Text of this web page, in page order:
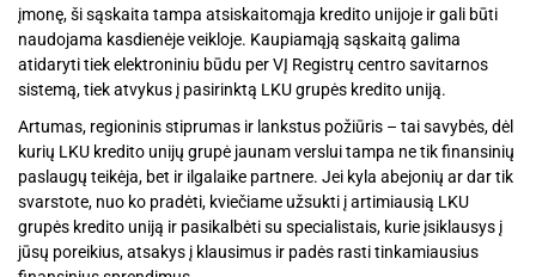
įmonę, ši sąskaita tampa atsiskaitomąja kredito unijoje ir gali būti
naudojama kasdienėje veikloje. Kaupiamąją sąskaitą galima
atidaryti tiek elektroniniu būdu per VĮ Registrų centro savitarnos
sistemą, tiek atvykus į pasirinktą LKU grupės kredito uniją.
Artumas, regioninis stiprumas ir lankstus požiūris – tai savybės, dėl
kurių LKU kredito unijų grupė jaunam verslui tampa ne tik finansinių
paslaugų teikėja, bet ir ilgalaike partnere. Jei kyla abejonių ar dar tik
svarstote, nuo ko pradėti, kviečiame užsukti į artimiausią LKU
grupės kredito uniją ir pasikalbėti su specialistais, kurie įsiklausys į
jūsų poreikius, atsakys į klausimus ir padės rasti tinkamiausius